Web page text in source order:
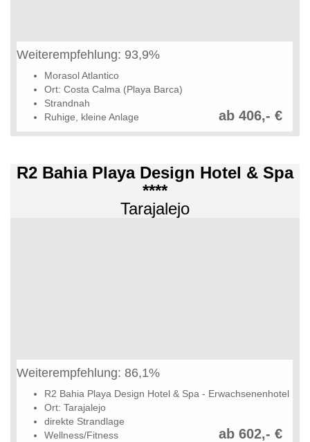
Weiterempfehlung: 93,9%
Morasol Atlantico
Ort: Costa Calma (Playa Barca)
Strandnah
Ruhige, kleine Anlage
ab 406,- €
R2 Bahia Playa Design Hotel & Spa
****
Tarajalejo
Weiterempfehlung: 86,1%
R2 Bahia Playa Design Hotel & Spa - Erwachsenenhotel
Ort: Tarajalejo
direkte Strandlage
Wellness/Fitness
ab 602,- €